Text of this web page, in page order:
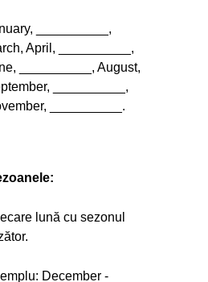
__________,
April, __________,
__________, August,
__________,
__________.
lună cu sezonul
December -